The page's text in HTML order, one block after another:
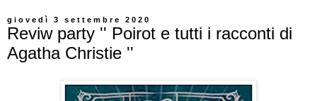
giovedì 3 settembre 2020
Reviw party '' Poirot e tutti i racconti di
Agatha Christie ''